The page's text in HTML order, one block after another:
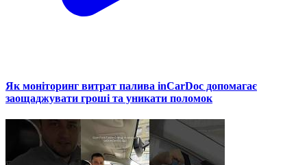
Як моніторинг витрат палива inCarDoc допомагає
заощаджувати гроші та уникати поломок